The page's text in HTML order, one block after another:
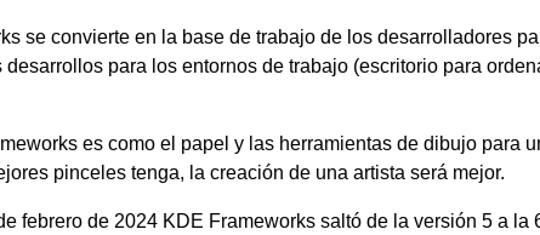
se convierte en la base de trabajo de los desarrolladores
para los entornos de trabajo (escritorio para
es como el papel y las herramientas de dibujo para
pinceles tenga, la creación de una artista será mejor.
febrero de 2024 KDE Frameworks saltó de la versión 5 a la